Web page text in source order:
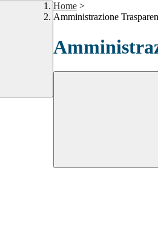
Home >
Amministrazione